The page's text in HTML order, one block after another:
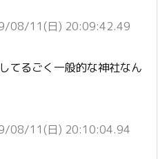
08/11(日) 20:09:42.49
てるごく一般的な神社なん
08/11(日) 20:10:04.94